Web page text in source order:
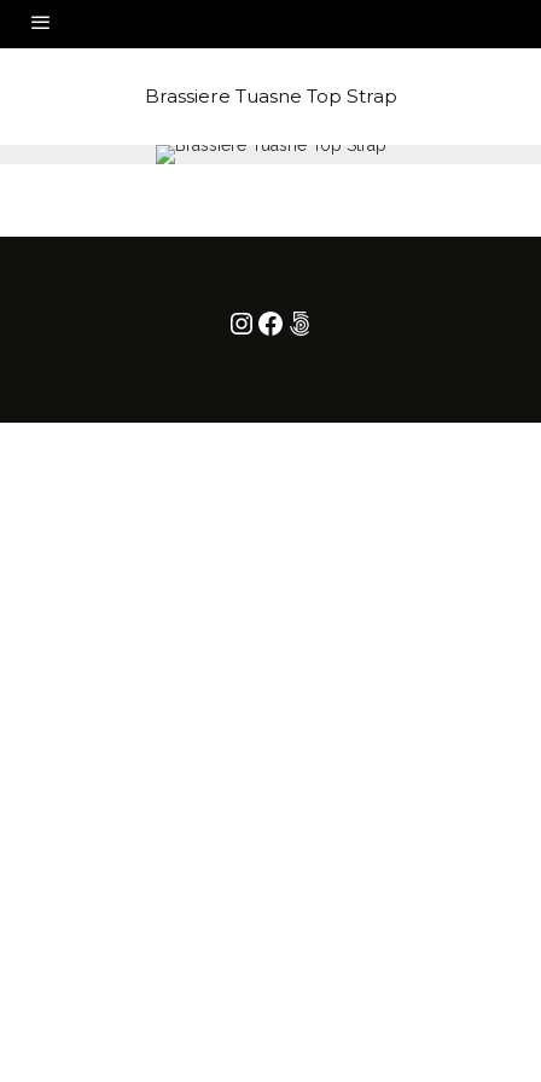
Brassiere Tuasne Top Strap
Instagram
Facebook
500px